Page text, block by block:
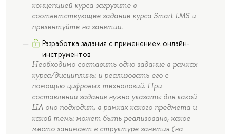
концепцией курса загрузите в
соответствующее задание курса Smart LMS и
презентуйте на занятии.
Разработка задания с применением онлайн-
инструментов
Необходимо составить одно задание в рамках
курса/дисциплины и реализовать его с
помощью цифровых технологий. При
составлении задания нужно указать: для какой
ЦА оно подходит, в рамках какого предмета и
какой темы может быть реализовано, какое
место занимает в структуре занятия (на